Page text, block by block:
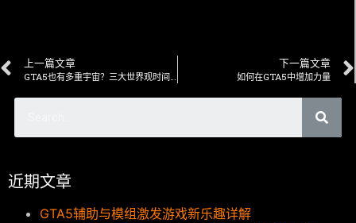
上一篇文章 下一篇文章
如何在GTA5中增加力量
近期文章
GTA5辅助与模组激发游戏新乐趣详解